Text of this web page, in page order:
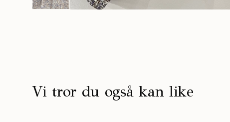
Vi tror du også kan like